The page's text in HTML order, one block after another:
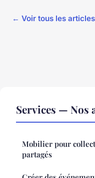
← Voir tous les
Services — Nos
Mobilier pour
partagés